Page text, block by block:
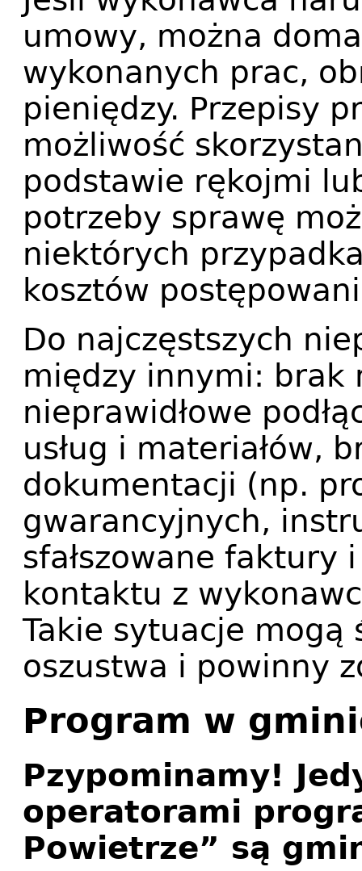
umowy, można
wykonanych prac,
pieniędzy. Przepisy
możliwość
podstawie rękojmi
potrzeby sprawę
niektórych
kosztów
Do najczęstszych
między innymi: brak
nieprawidłowe
usług i materiałów,
dokumentacji (np.
gwarancyjnych,
sfałszowane faktury
kontaktu z
Takie sytuacje mogą
oszustwa i powinny
Program w
Pzypominamy!
operatorami
Powietrze” są